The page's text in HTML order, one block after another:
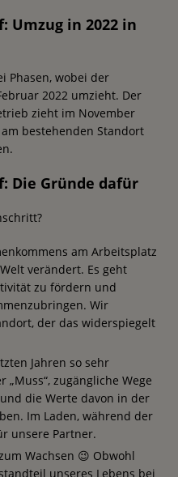
Umzug in 2022 in
Phasen, wobei der
2022 umzieht. Der
zieht im November
bestehenden Standort
Die Gründe dafür
am Arbeitsplatz
verändert. Es geht
zu fördern und
Wir
der das widerspiegelt
Jahren so sehr
zugängliche Wege
die Werte davon in der
Im Laden, während der
unsere Partner.
Wachsen 😉 Obwohl
unseres Lebens bei